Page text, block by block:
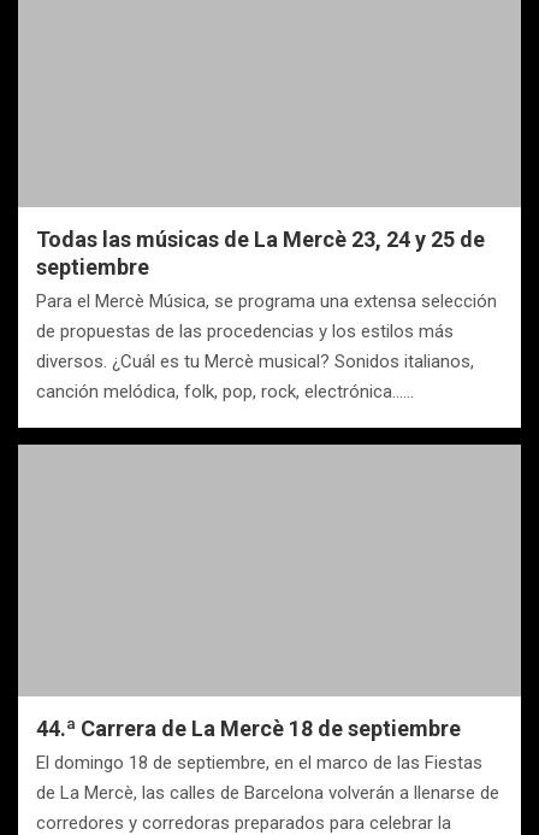
Todas las músicas de La Mercè 23, 24 y 25 de
septiembre
Para el Mercè Música, se programa una extensa selección
de propuestas de las procedencias y los estilos más
diversos. ¿Cuál es tu Mercè musical? Sonidos italianos,
canción melódica, folk, pop, rock, electrónica……
44.ª Carrera de La Mercè 18 de septiembre
El domingo 18 de septiembre, en el marco de las Fiestas
de La Mercè, las calles de Barcelona volverán a llenarse de
corredores y corredoras preparados para celebrar la